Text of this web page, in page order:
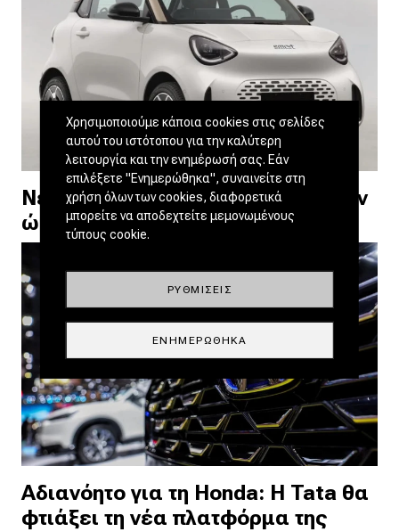
Νέο smart #2: Διέρρευσε πριν την
ώρα του ο διάδοχος του fortwo
Αδιανόητο για τη Honda: Η Tata θα
φτιάξει τη νέα πλατφόρμα της
Χρησιμοποιούμε κάποια cookies στις σελίδες
αυτού του ιστότοπου για την καλύτερη
λειτουργία και την ενημέρωσή σας. Εάν
επιλέξετε "Ενημερώθηκα", συναινείτε στη
χρήση όλων των cookies, διαφορετικά
μπορείτε να αποδεχτείτε μεμονωμένους
τύπους cookie.
ΡΥΘΜΊΣΕΙΣ
ΕΝΗΜΕΡΏΘΗΚΑ